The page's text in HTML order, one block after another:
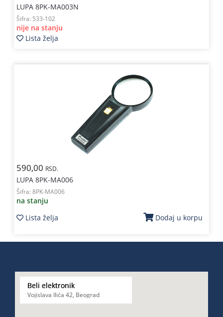
LUPA 8PK-MA003N
Šifra: 533-102
nije na stanju
Lista želja
590,00 RSD.
LUPA 8PK-MA006
Šifra: 8PK-MA006
na stanju
Lista želja
Dodaj u korpu
Beli elektronik
Vojislava Ilića 42, Beograd